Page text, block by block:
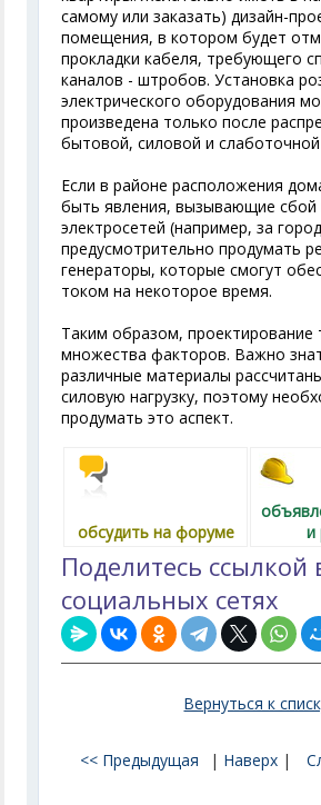
самому или заказать) дизайн-
помещения, в котором будет
прокладки кабеля, требующего
каналов - штробов. Установка
электрического оборудования
произведена только после
бытовой, силовой и слаботочной
Если в районе расположения
быть явления, вызывающие сбой
электросетей (например, за
предусмотрительно продумать
генераторы, которые смогут
током на некоторое время.
Таким образом, проектирование
множества факторов. Важно
различные материалы
силовую нагрузку, поэтому
продумать это аспект.
обсудить на форуме
и
Поделитесь ссылкой
социальных сетях
Вернуться к
<< Предыдущая | Наверх |